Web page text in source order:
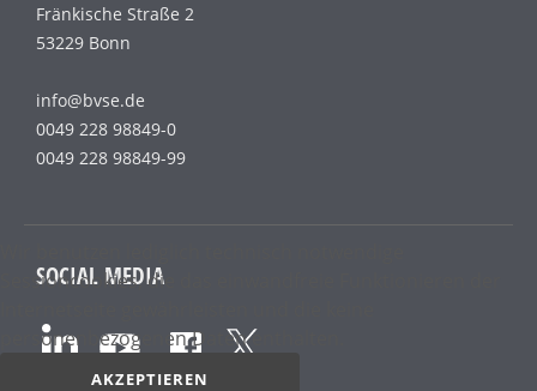
Fränkische Straße 2
53229 Bonn
info@bvse.de
0049 228 98849-0
0049 228 98849-99
SOCIAL MEDIA
Sessioncookies, die das einwandfreie Funktionieren der
personenbezogenen Daten enthalten.
AKZEPTIEREN